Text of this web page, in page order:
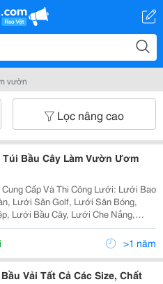
vườn
Lọc nâng cao
Bầu Cây Làm Vườn Ươm
Cung Cấp Và Thi Công Lưới: Lưới Bao
Lưới Sân Golf, Lưới Sân Bóng,
Lưới Bầu Cây, Lưới Che Nắng,
Bền Cao Và Đẹp, Nhiều Màu Sắc Th
>1 năm
Vải Tất Cả Các Size, Chất